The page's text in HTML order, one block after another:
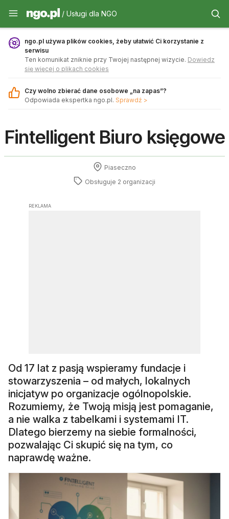
Usługi dla NGO - ngo.pl
/ Usługi dla NGO
ngo.pl używa plików cookies, żeby ułatwić Ci korzystanie z
serwisu
Ten komunikat zniknie przy Twojej następnej wizycie. Dowiedz
się więcej o plikach cookies
Czy wolno zbierać dane osobowe „na zapas”?
Odpowiada ekspertka ngo.pl. Sprawdź >
Fintelligent Biuro księgowe
Piaseczno
Obsługuje 2 organizacji
REKLAMA
Od 17 lat z pasją wspieramy fundacje i
stowarzyszenia – od małych, lokalnych
inicjatyw po organizacje ogólnopolskie.
Rozumiemy, że Twoją misją jest pomaganie,
a nie walka z tabelkami i systemami IT.
Dlatego bierzemy na siebie formalności,
pozwalając Ci skupić się na tym, co
naprawdę ważne.